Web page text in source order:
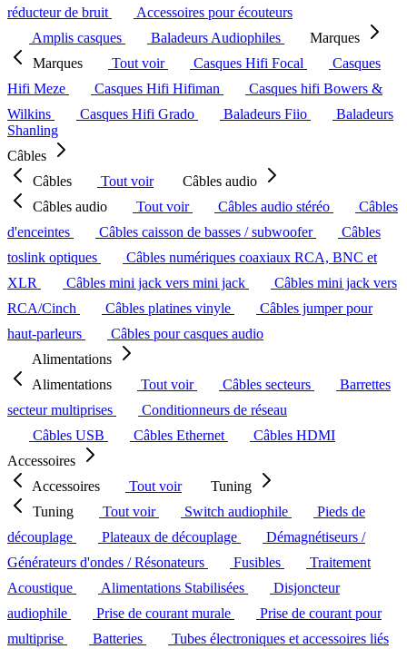
réducteur de bruit
Accessoires pour écouteurs
Amplis casques
Baladeurs Audiophiles
Marques
Marques
Tout voir Casques Hifi Focal
Casques
Hifi Meze
Casques Hifi Hifiman
Casques hifi Bowers &
Wilkins
Casques Hifi Grado Baladeurs Fiio
Baladeurs
Shanling
Câbles
Câbles
Tout voir
Câbles audio
Câbles audio
Tout voir Câbles audio stéréo
Câbles
d'enceintes
Câbles caisson de basses / subwoofer
Câbles
toslink optiques
Câbles numériques coaxiaux RCA, BNC et
XLR
Câbles mini jack vers mini jack
Câbles mini jack vers
RCA/Cinch
Câbles platines vinyle
Câbles jumper pour
haut-parleurs
Câbles pour casques audio
Alimentations
Alimentations
Tout voir Câbles secteurs
Barrettes
secteur multiprises
Conditionneurs de réseau
Câbles USB
Câbles Ethernet
Câbles HDMI
Accessoires
Accessoires
Tout voir
Tuning
Tuning
Tout voir Switch audiophile
Pieds de
découplage
Plateaux de découplage
Démagnétiseurs /
Générateurs d'ondes / Résonateurs
Fusibles
Traitement
Acoustique
Alimentations Stabilisées
Disjoncteur
audiophile
Prise de courant murale
Prise de courant pour
multiprise
Batteries
Tubes électroniques et accessoires liés